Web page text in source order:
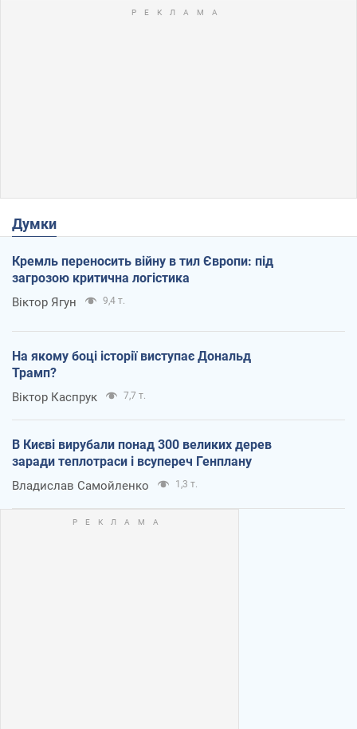
Думки
Кремль переносить війну в тил Європи: під
загрозою критична логістика
Віктор Ягун 9,4 т.
На якому боці історії виступає Дональд
Трамп?
Віктор Каспрук 7,7 т.
В Києві вирубали понад 300 великих дерев
заради теплотраси і всупереч Генплану
Владислав Самойленко 1,3 т.